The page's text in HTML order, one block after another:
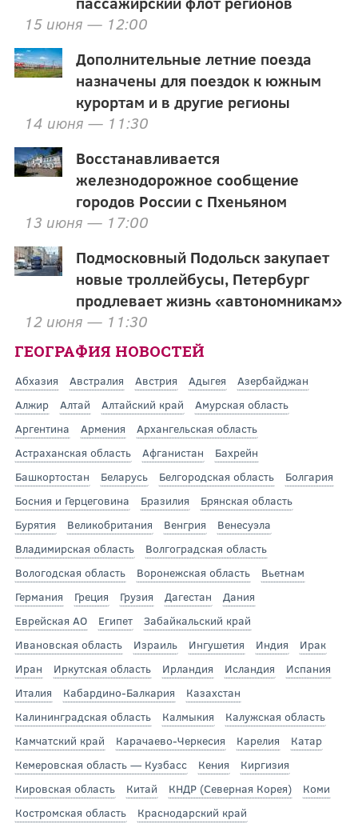
15 июня — 12:00
Дополнительные летние поезда
назначены для поездок к южным
курортам и в другие регионы
14 июня — 11:30
Восстанавливается
железнодорожное сообщение
городов России с Пхеньяном
13 июня — 17:00
Подмосковный Подольск закупает
новые троллейбусы, Петербург
продлевает жизнь «автономникам»
12 июня — 11:30
ГЕОГРАФИЯ НОВОСТЕЙ
Абхазия Австралия Австрия Адыгея
Азербайджан
Алжир
Алтай Алтайский край
Амурская область
Аргентина
Армения
Архангельская область
Астраханская область
Афганистан
Бахрейн
Башкортостан
Беларусь Белгородская область
Болгария
Босния и Герцеговина
Бразилия
Брянская область
Бурятия
Великобритания Венгрия
Венесуэла
Владимирская область
Волгоградская область
Вологодская область
Воронежская область
Вьетнам
Германия
Греция Грузия Дагестан
Дания
Еврейская АО
Египет
Забайкальский край
Ивановская область
Израиль Ингушетия Индия
Ирак
Иран
Иркутская область Ирландия Исландия
Испания
Италия
Кабардино-Балкария
Казахстан
Калининградская область
Калмыкия
Калужская область
Камчатский край
Карачаево-Черкесия Карелия
Катар
Кемеровская область — Кузбасс
Кения
Киргизия
Кировская область
Китай КНДР (Северная Корея)
Коми
Костромская область
Краснодарский край